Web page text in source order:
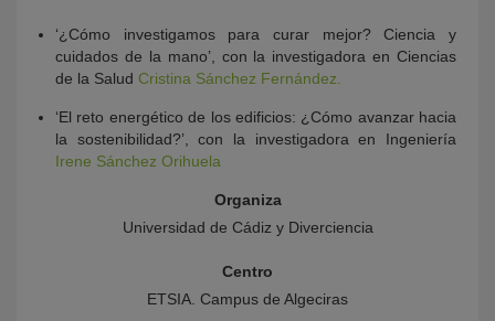
‘¿Cómo investigamos para curar mejor? Ciencia y
cuidados de la mano’, con la investigadora en Ciencias
de la Salud Cristina Sánchez Fernández.
‘El reto energético de los edificios: ¿Cómo avanzar hacia
la sostenibilidad?’, con la investigadora en Ingeniería
Irene Sánchez Orihuela
Organiza
Universidad de Cádiz y Diverciencia
Centro
ETSIA. Campus de Algeciras